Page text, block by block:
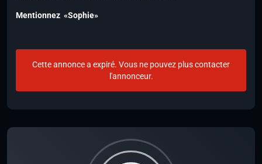
Mentionnez «Sophie»
Cette annonce a expiré. Vous ne pouvez plus contacter
l'annonceur.